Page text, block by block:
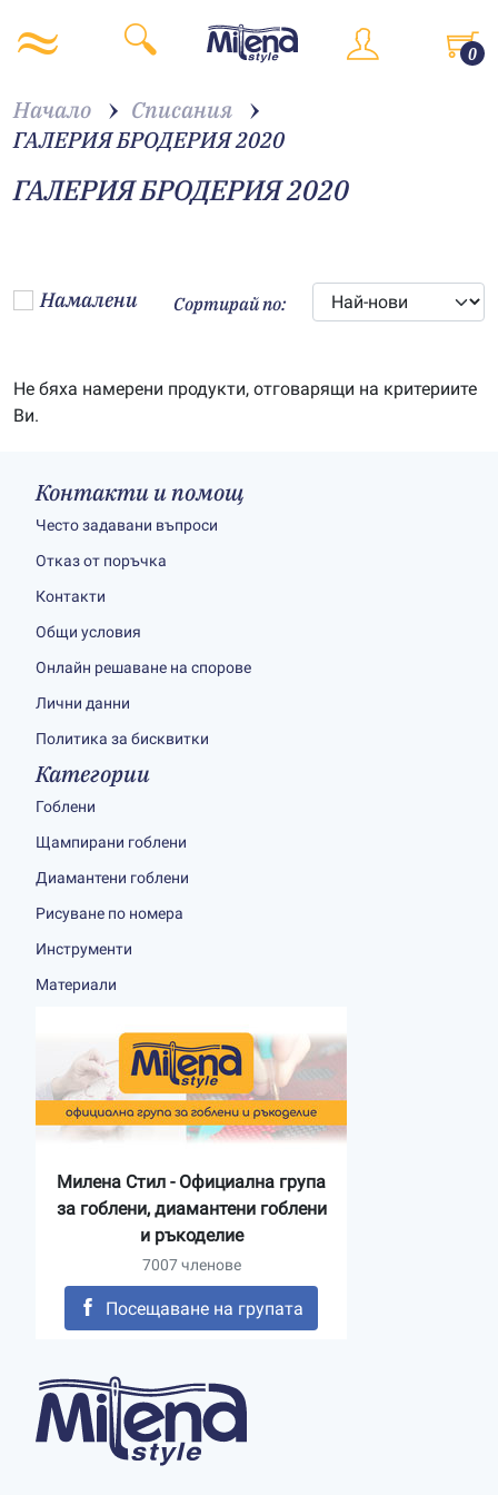
0
Начало
Списания
ГАЛЕРИЯ БРОДЕРИЯ 2020
ГАЛЕРИЯ БРОДЕРИЯ 2020
Намалени Сортирай по:
Не бяха намерени продукти, отговарящи на критериите
Ви.
Контакти и помощ
Често задавани въпроси
Отказ от поръчка
Контакти
Общи условия
Онлайн решаване на спорове
Лични данни
Политика за бисквитки
Категории
Гоблени
Щампирани гоблени
Диамантени гоблени
Рисуване по номера
Инструменти
Материали
Милена Стил - Официална група
за гоблени, диамантени гоблени
и ръкоделие
7007 членове
Посещаване на групата